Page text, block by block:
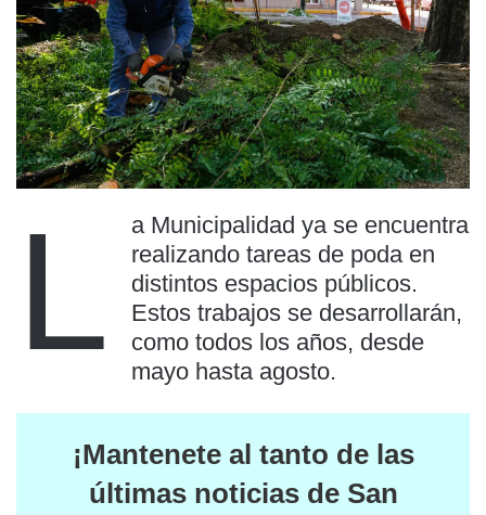
L
a Municipalidad ya se encuentra
realizando tareas de poda en
distintos espacios públicos.
Estos trabajos se desarrollarán,
como todos los años, desde
mayo hasta agosto.
¡Mantenete al tanto de las
últimas noticias de San